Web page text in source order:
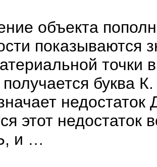
объекта
показываются
точки
буква К.
этот
и …